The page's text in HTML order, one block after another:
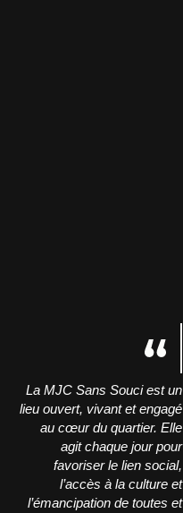
La MJC Sans Souci est un
lieu ouvert, vivant et engagé
au cœur du quartier. Elle
agit chaque jour pour
favoriser le lien social,
l’accès à la culture et
l’émancipation de toutes et